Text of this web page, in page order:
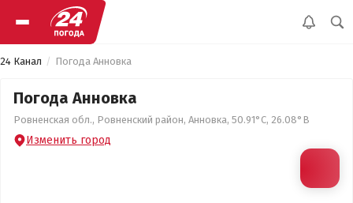
24 Канал Погода Анновка
Погода Анновка
Ровненская обл., Ровненский район, Анновка, 50.91°С, 26.08°В
Изменить город